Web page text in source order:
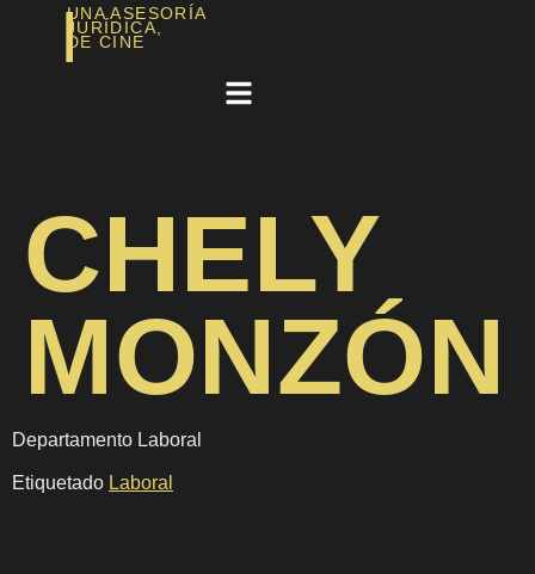
|
UNA ASESORÍA
JURÍDICA,
DE CINE​
CHELY
MONZÓN
Departamento Laboral
Etiquetado Laboral